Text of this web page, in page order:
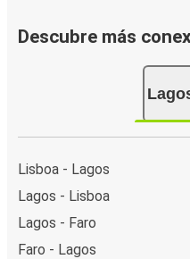
Descubre más
Lisboa - Lagos
Lagos - Lisboa
Lagos - Faro
Faro - Lagos